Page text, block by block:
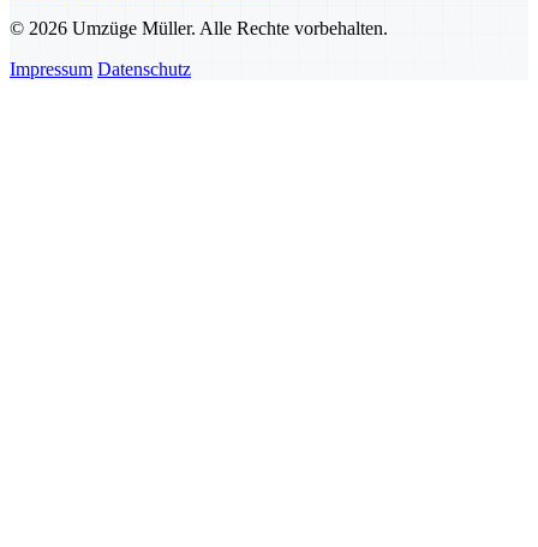
© 2026 Umzüge Müller. Alle Rechte vorbehalten.
Impressum Datenschutz